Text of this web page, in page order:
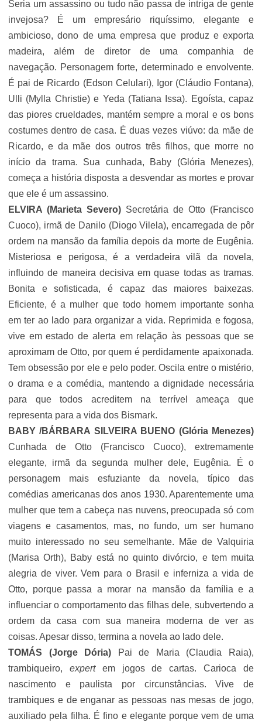
Seria um assassino ou tudo não passa de intriga de gente
invejosa? É um empresário riquíssimo, elegante e
ambicioso, dono de uma empresa que produz e exporta
madeira, além de diretor de uma companhia de
navegação. Personagem forte, determinado e envolvente.
É pai de Ricardo (Edson Celulari), Igor (Cláudio Fontana),
Ulli (Mylla Christie) e Yeda (Tatiana Issa). Egoísta, capaz
das piores crueldades, mantém sempre a moral e os bons
costumes dentro de casa. É duas vezes viúvo: da mãe de
Ricardo, e da mãe dos outros três filhos, que morre no
início da trama. Sua cunhada, Baby (Glória Menezes),
começa a história disposta a desvendar as mortes e provar
que ele é um assassino.
ELVIRA (Marieta Severo) Secretária de Otto (Francisco
Cuoco), irmã de Danilo (Diogo Vilela), encarregada de pôr
ordem na mansão da família depois da morte de Eugênia.
Misteriosa e perigosa, é a verdadeira vilã da novela,
influindo de maneira decisiva em quase todas as tramas.
Bonita e sofisticada, é capaz das maiores baixezas.
Eficiente, é a mulher que todo homem importante sonha
em ter ao lado para organizar a vida. Reprimida e fogosa,
vive em estado de alerta em relação às pessoas que se
aproximam de Otto, por quem é perdidamente apaixonada.
Tem obsessão por ele e pelo poder. Oscila entre o mistério,
o drama e a comédia, mantendo a dignidade necessária
para que todos acreditem na terrível ameaça que
representa para a vida dos Bismark.
BABY /BÁRBARA SILVEIRA BUENO (Glória Menezes)
Cunhada de Otto (Francisco Cuoco), extremamente
elegante, irmã da segunda mulher dele, Eugênia. É o
personagem mais esfuziante da novela, típico das
comédias americanas dos anos 1930. Aparentemente uma
mulher que tem a cabeça nas nuvens, preocupada só com
viagens e casamentos, mas, no fundo, um ser humano
muito interessado no seu semelhante. Mãe de Valquiria
(Marisa Orth), Baby está no quinto divórcio, e tem muita
alegria de viver. Vem para o Brasil e inferniza a vida de
Otto, porque passa a morar na mansão da família e a
influenciar o comportamento das filhas dele, subvertendo a
ordem da casa com sua maneira moderna de ver as
coisas. Apesar disso, termina a novela ao lado dele.
TOMÁS (Jorge Dória) Pai de Maria (Claudia Raia),
trambiqueiro, expertem jogos de cartas. Carioca de
nascimento e paulista por circunstâncias. Vive de
trambiques e de enganar as pessoas nas mesas de jogo,
auxiliado pela filha. É fino e elegante porque vem de uma